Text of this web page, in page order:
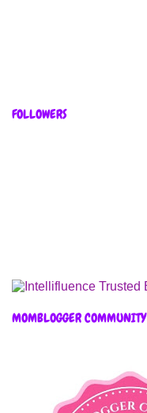
FOLLOWERS
MOMBLOGGER COMMUNITY